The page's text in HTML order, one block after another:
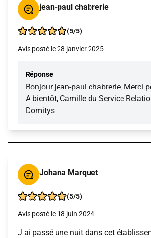
jean-paul chabrerie
(5/5)
Avis posté le 28 janvier 2025
Réponse
Bonjour jean-paul chabrerie, Merci
A bientôt, Camille du Service
Domitys
Johana Marquet
(5/5)
Avis posté le 18 juin 2024
J ai passé une nuit dans cet